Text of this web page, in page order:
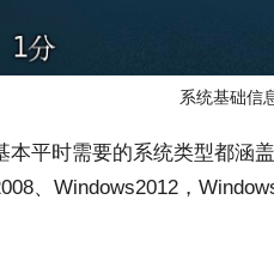
系统基础信
平时需要的系统类型都涵
、Windows2012，